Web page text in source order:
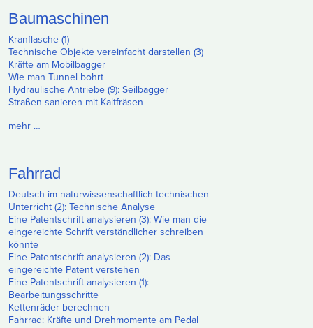
Baumaschinen
Kranflasche (1)
Technische Objekte vereinfacht darstellen (3)
Kräfte am Mobilbagger
Wie man Tunnel bohrt
Hydraulische Antriebe (9): Seilbagger
Straßen sanieren mit Kaltfräsen
mehr …
Fahrrad
Deutsch im naturwissenschaftlich-technischen
Unterricht (2): Technische Analyse
Eine Patentschrift analysieren (3): Wie man die
eingereichte Schrift verständlicher schreiben
könnte
Eine Patentschrift analysieren (2): Das
eingereichte Patent verstehen
Eine Patentschrift analysieren (1):
Bearbeitungsschritte
Kettenräder berechnen
Fahrrad: Kräfte und Drehmomente am Pedal